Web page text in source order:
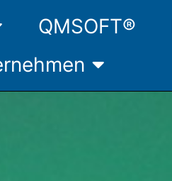
QMSOFT®